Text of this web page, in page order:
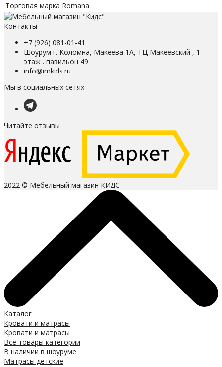
Торговая марка Romana
Контакты
+7 (926) 081-01-41
Шоурум г. Коломна, Макеева 1А, ТЦ Макеевский , 1
этаж . павильон 49
info@imkids.ru
Мы в социальных сетях
Читайте отзывы
2022 © Мебельный магазин КИДС
Каталог
Кровати и матрасы
Кровати и матрасы
Все товары категории
В наличии в шоуруме
Матрасы детские